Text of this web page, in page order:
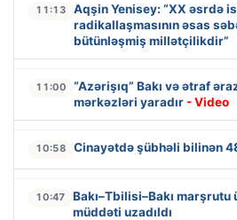
11:13
Aqşin Yenisey: “XX əsrdə
radikallaşmasının əsas
bütünləşmiş millətçilikdir”
11:00
“Azərişıq” Bakı və ətraf
mərkəzləri yaradır - Video
10:58 Cinayətdə şübhəli bilinən
10:47
Bakı–Tbilisi–Bakı marşrutu
müddəti uzadıldı